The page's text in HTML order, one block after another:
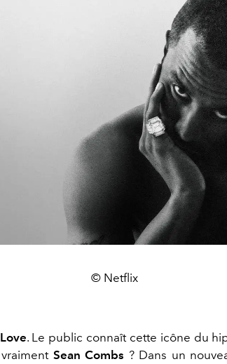
© Netflix
Love. Le public connaît cette icône du
Sean Combs ? Dans un